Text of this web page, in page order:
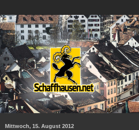
Mittwoch, 15. August 2012